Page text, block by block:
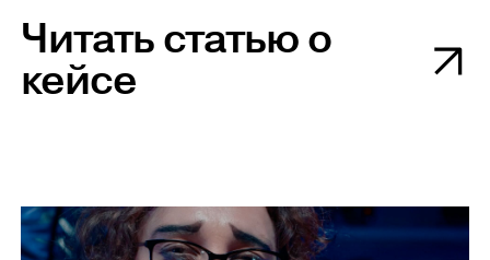
Читать статью о
кейсе